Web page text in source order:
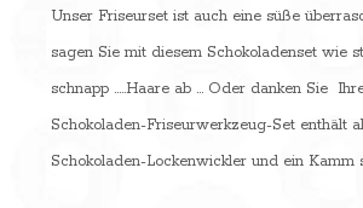
Unser Friseurset ist auch eine süße
sagen Sie mit diesem Schokoladenset wie
schnapp .....Haare ab ... Oder danken Sie
Schokoladen-Friseurwerkzeug-Set enthält
Schokoladen-Lockenwickler und ein Kamm